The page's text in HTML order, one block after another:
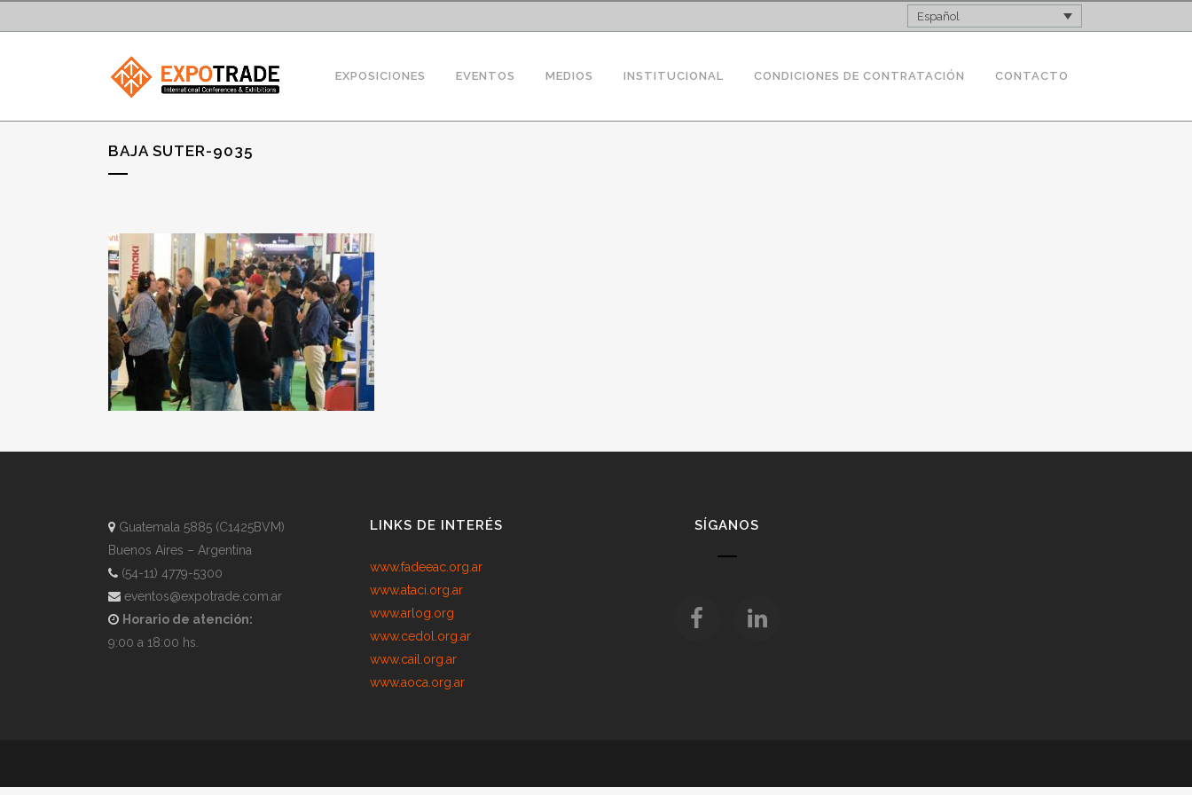
Español
EXPOSICIONES EVENTOS MEDIOS INSTITUCIONAL CONDICIONES DE CONTRATACIÓN CONTACTO
BAJA SUTER-9035
Guatemala 5885 (C1425BVM)
Buenos Aires – Argentina
(54-11) 4779-5300
eventos@expotrade.com.ar
Horario de atención:
9:00 a 18:00 hs.
LINKS DE INTERÉS
www.fadeeac.org.ar
www.ataci.org.ar
www.arlog.org
www.cedol.org.ar
www.cail.org.ar
www.aoca.org.ar
SÍGANOS